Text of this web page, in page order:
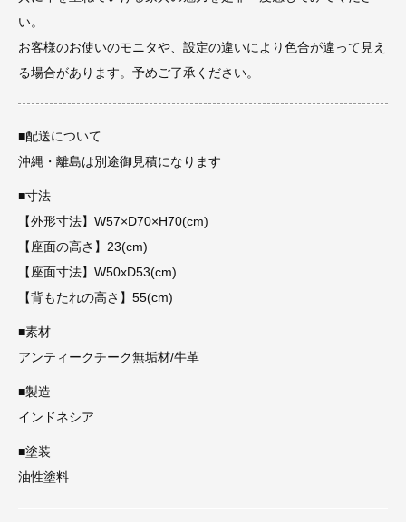
い。
お客様のお使いのモニタや、設定の違いにより色合が違って見え
る場合があります。予めご了承ください。
■配送について
沖縄・離島は別途御見積になります
■寸法
【外形寸法】W57×D70×H70(cm)
【座面の高さ】23(cm)
【座面寸法】W50xD53(cm)
【背もたれの高さ】55(cm)
■素材
アンティークチーク無垢材/牛革
■製造
インドネシア
■塗装
油性塗料